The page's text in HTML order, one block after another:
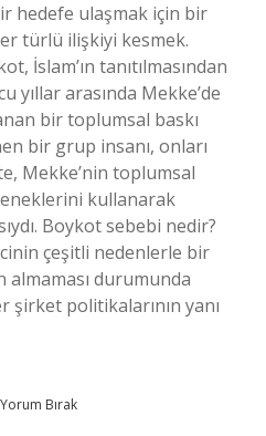
hedefe ulaşmak için bir
türlü ilişkiyi kesmek.
İslam’ın tanıtılmasından
yıllar arasında Mekke’de
bir toplumsal baskı
bir grup insanı, onları
Mekke’nin toplumsal
kullanarak
Boykot sebebi nedir?
çeşitli nedenlerle bir
almaması durumunda
şirket politikalarının yanı
Yorum Bırak